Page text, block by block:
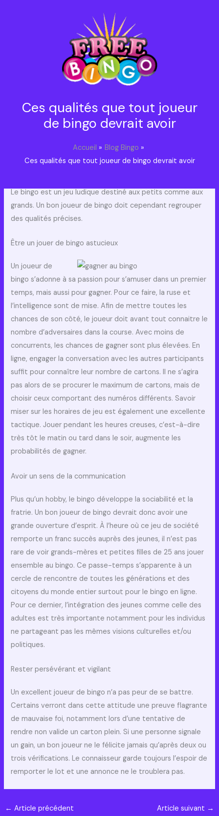
Ces qualités que tout joueur
de bingo devrait avoir
Accueil
Blog Bingo
Ces qualités que tout joueur de bingo devrait avoir
Le bingo est un jeu ludique destiné aux petits comme aux
grands. Un bon joueur de bingo doit cependant regrouper
des qualités précises.
Être un jouer de bingo astucieux
Un joueur de
bingo s’adonne à sa passion pour s’amuser dans un premier
temps, mais aussi pour gagner. Pour ce faire, la ruse et
l’intelligence sont de mise. Afin de mettre toutes les
chances de son côté, le joueur doit avant tout connaitre le
nombre d’adversaires dans la course. Avec moins de
concurrents, les chances de gagner sont plus élevées. En
ligne, engager la conversation avec les autres participants
suffit pour connaître leur nombre de cartons. Il ne s’agira
pas alors de se procurer le maximum de cartons, mais de
choisir ceux comportant des numéros différents. Savoir
miser sur les horaires de jeu est également une excellente
tactique. Jouer pendant les heures creuses, c’est-à-dire
très tôt le matin ou tard dans le soir, augmente les
probabilités de gagner.
Avoir un sens de la communication
Plus qu’un hobby, le bingo développe la sociabilité et la
fratrie. Un bon joueur de bingo devrait donc avoir une
grande ouverture d’esprit. À l’heure où ce jeu de société
remporte un franc succès auprès des jeunes, il n’est pas
rare de voir grands-mères et petites filles de 25 ans jouer
ensemble au bingo. Ce passe-temps s’apparente à un
cercle de rencontre de toutes les générations et des
citoyens du monde entier surtout pour le bingo en ligne.
Pour ce dernier, l’intégration des jeunes comme celle des
adultes est très importante notamment pour les individus
ne partageant pas les mêmes visions culturelles et/ou
politiques.
Rester persévérant et vigilant
Un excellent joueur de bingo n’a pas peur de se battre.
Certains verront dans cette attitude une preuve flagrante
de mauvaise foi, notamment lors d’une tentative de
rendre non valide un carton plein. Si une personne signale
un gain, un bon joueur ne le félicite jamais qu’après deux ou
trois vérifications. Le connaisseur garde toujours l’espoir de
remporter le lot et une annonce ne le troublera pas.
← Article précédent Article suivant →